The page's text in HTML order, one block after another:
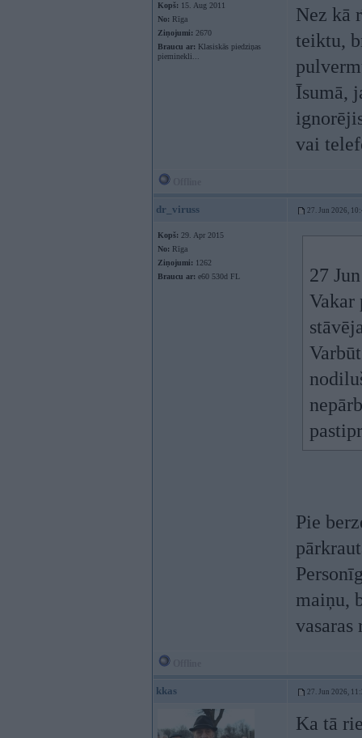
Kopš: 15. Aug 2011
No: Rīga
Ziņojumi: 2670
Braucu ar: Klasiskās piedziņas
pieminekli...
Nez kā
teiktu,
Īsumā,
vai
dr_viruss 27. Jun 2026,
Kopš: 29. Apr 2015
No: Rīga
Ziņojumi: 1262
Braucu ar: e60 530d FL
27
Vakar
Pie
maiņu,
vasaras
kkas 27. Jun 2026,
Ka tā